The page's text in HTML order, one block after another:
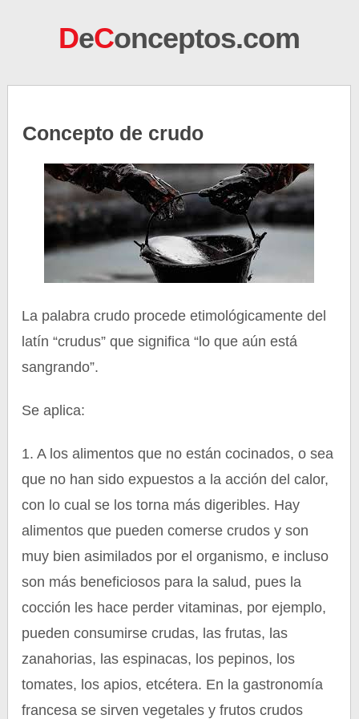
DeConceptos.com
Concepto de crudo
La palabra crudo procede etimológicamente del
latín “crudus” que significa “lo que aún está
sangrando”.
Se aplica:
1. A los alimentos que no están cocinados, o sea
que no han sido expuestos a la acción del calor,
con lo cual se los torna más digeribles. Hay
alimentos que pueden comerse crudos y son
muy bien asimilados por el organismo, e incluso
son más beneficiosos para la salud, pues la
cocción les hace perder vitaminas, por ejemplo,
pueden consumirse crudas, las frutas, las
zanahorias, las espinacas, los pepinos, los
tomates, los apios, etcétera. En la gastronomía
francesa se sirven vegetales y frutos crudos